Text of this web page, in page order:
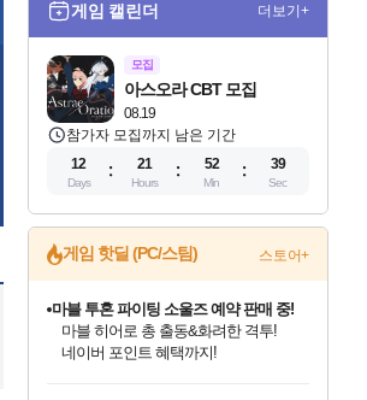
게임 캘린더 더보기+
모집
08.19
아스오라 CBT 모집
참가자 모집까지 남은 기간
12
Days
21
Hours
52
Min
37
Sec
게임 핫딜 (PC/스팀) 스토어+
캡콤 프렌차이즈 할인 진행 중!
몬헌, 바하 등 인기 IP를
할인가에 만나보세요!